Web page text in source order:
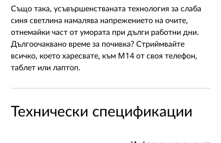
Също така, усъвършенстваната технология за слаба
синя светлина намалява напрежението на очите,
отнемайки част от умората при дълги работни дни.
Дългоочаквано време за почивка? Стриймвайте
всичко, което харесвате, към M14 от своя телефон,
таблет или лаптоп.
Технически спецификации